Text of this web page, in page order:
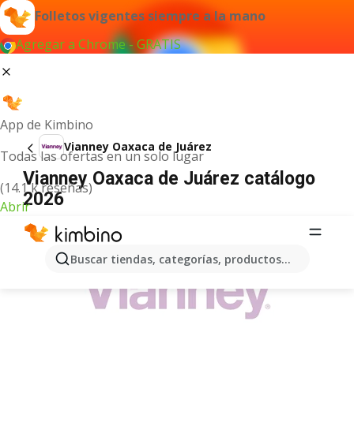
Folletos vigentes siempre a la mano
Agregar a Chrome - GRATIS
App de Kimbino
Todas las ofertas en un solo lugar
(14.1 k reseñas)
Abrir
Buscar tiendas, categorías, productos...
Vianney Oaxaca de Juárez
Vianney Oaxaca de Juárez catálogo
2026